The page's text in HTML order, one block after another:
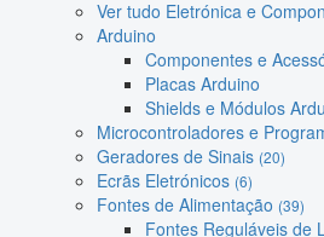
Ver tudo Eletrónica e
Arduino
Componentes e
Placas Arduino
Shields e Módulos
Microcontroladores e
Geradores de Sinais (20)
Ecrãs Eletrónicos (6)
Fontes de Alimentação (39)
Fontes Reguláveis de